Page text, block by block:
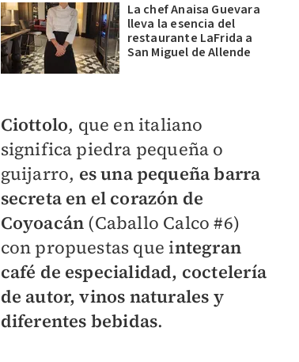
La chef Anaisa Guevara
lleva la esencia del
restaurante LaFrida a
San Miguel de Allende
Ciottolo, que en italiano
significa piedra pequeña o
guijarro, es una pequeña barra
secreta en el corazón de
Coyoacán (Caballo Calco #6)
con propuestas que integran
café de especialidad, coctelería
de autor, vinos naturales y
diferentes bebidas.